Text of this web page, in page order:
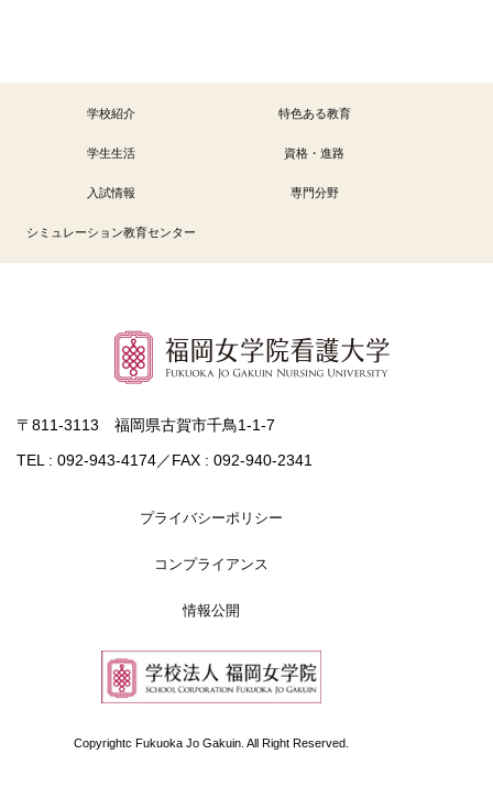
学校紹介 特色ある教育
学生生活 資格・進路
入試情報 専門分野
シミュレーション教育センター
〒811-3113 福岡県古賀市千鳥1-1-7
TEL : 092-943-4174／FAX : 092-940-2341
プライバシーポリシー
コンプライアンス
情報公開
Copyrightc Fukuoka Jo Gakuin. All Right Reserved.